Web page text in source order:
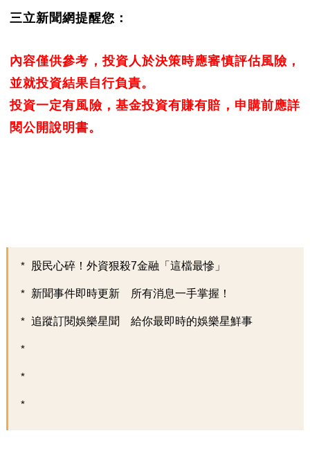
三立新聞網提醒您：
內容僅供參考，投資人於決策時應審慎評估風險，
並就投資結果自行負責。
投資一定有風險，基金投資有賺有賠，申購前應詳
閱公開說明書。
股民心碎！外資狠殺7金融「這檔最慘」
新聞事件即時更新 所有消息一手掌握！
追蹤訂閱娛樂星聞 給你最即時的娛樂星鮮事